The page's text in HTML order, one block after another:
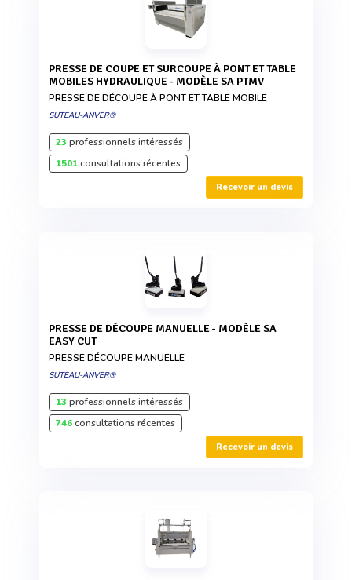
PRESSE DE COUPE ET SURCOUPE À PONT ET TABLE
MOBILES HYDRAULIQUE - MODÈLE SA PTMV
PRESSE DE DÉCOUPE À PONT ET TABLE MOBILE
SUTEAU-ANVER®
23 professionnels intéressés
1501consultations récentes
Recevoir un devis
PRESSE DE DÉCOUPE MANUELLE - MODÈLE SA
EASY CUT
PRESSE DÉCOUPE MANUELLE
SUTEAU-ANVER®
13 professionnels intéressés
746consultations récentes
Recevoir un devis